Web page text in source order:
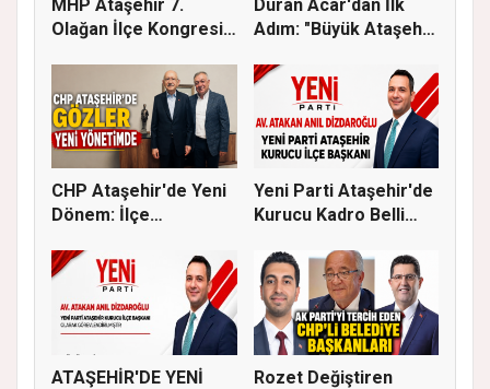
MHP Ataşehir 7.
Olağan İlçe Kongresi
Duran Acar'dan İlk
Adım: "Büyük Ataşehir
CHP Ataşehir'de Yeni
Dönem: İlçe
Yeni Parti Ataşehir'de
Kurucu Kadro Belli
ATAŞEHİR'DE YENİ
Rozet Değiştiren